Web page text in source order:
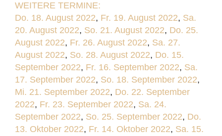
WEITERE TERMINE:
Do. 18. August 2022, Fr. 19. August 2022, Sa.
20. August 2022, So. 21. August 2022, Do. 25.
August 2022, Fr. 26. August 2022, Sa. 27.
August 2022, So. 28. August 2022, Do. 15.
September 2022, Fr. 16. September 2022, Sa.
17. September 2022, So. 18. September 2022,
Mi. 21. September 2022, Do. 22. September
2022, Fr. 23. September 2022, Sa. 24.
September 2022, So. 25. September 2022, Do.
13. Oktober 2022, Fr. 14. Oktober 2022, Sa. 15.